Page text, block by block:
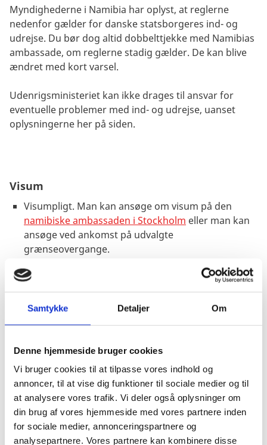
Samtykke Detaljer Om
Denne hjemmeside bruger cookies
Vi bruger cookies til at tilpasse vores indhold og
annoncer, til at vise dig funktioner til sociale medier og til
at analysere vores trafik. Vi deler også oplysninger om
din brug af vores hjemmeside med vores partnere inden
for sociale medier, annonceringspartnere og
analysepartnere. Vores partnere kan kombinere disse
Myndighederne i Namibia har oplyst, at reglerne
nedenfor gælder for danske statsborgeres ind- og
udrejse. Du bør dog altid dobbelttjekke med Namibias
ambassade, om reglerne stadig gælder. De kan blive
ændret med kort varsel.
Udenrigsministeriet kan ikke drages til ansvar for
eventuelle problemer med ind- og udrejse, uanset
oplysningerne her på siden.
Visum
Visumpligt. Man kan ansøge om visum på den
namibiske ambassaden i Stockholm eller man kan
ansøge ved ankomst på udvalgte
grænseovergange.
Pas skal være gyldigt 6 måneder ud over opholdets
Passet må ikke være beskadiget.
Danske forlængede pas anerkendes ved ind- og
udrejse.
Danske nødpas (provisoriske pas) anerkendes ved
indrejse hvis maskinlæsbart og ved udrejse
EU-nødpas anerkendes ved indrejse hvis